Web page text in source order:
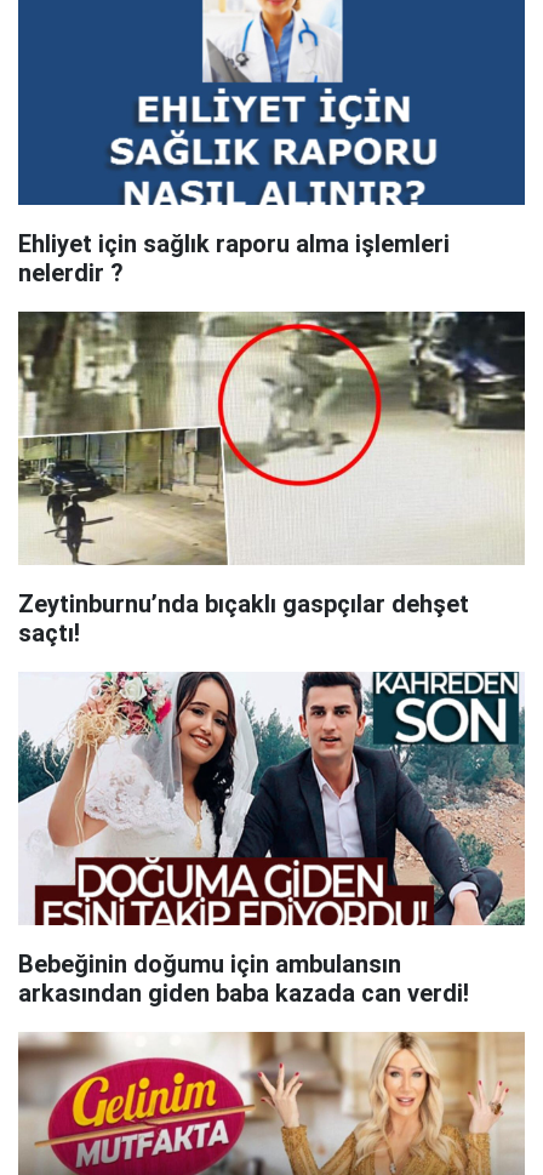
Ehliyet için sağlık raporu alma işlemleri
nelerdir ?
Zeytinburnu’nda bıçaklı gaspçılar dehşet
saçtı!
Bebeğinin doğumu için ambulansın
arkasından giden baba kazada can verdi!